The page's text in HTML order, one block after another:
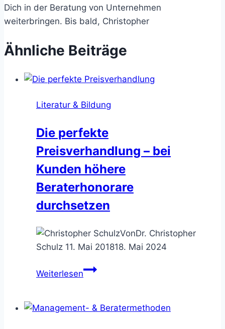
Dich in der Beratung von Unternehmen
weiterbringen. Bis bald, Christopher
Ähnliche Beiträge
Literatur & Bildung
Die perfekte
Preisverhandlung – bei
Kunden höhere
Beraterhonorare
durchsetzen
VonDr. Christopher
Schulz 11. Mai 201818. Mai 2024
WeiterlesenDie
–